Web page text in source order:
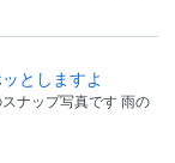
としますよ
ナップ写真です 雨の